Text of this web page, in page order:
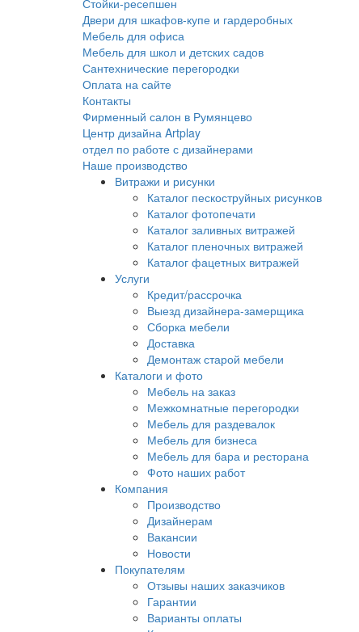
Стойки-ресепшен
Двери для шкафов-купе и гардеробных
Мебель для офиса
Мебель для школ и детских садов
Сантехнические перегородки
Оплата на сайте
Контакты
Фирменный салон в Румянцево
Центр дизайна Artplay
отдел по работе с дизайнерами
Наше производство
Витражи и рисунки
Каталог пескоструйных рисунков
Каталог фотопечати
Каталог заливных витражей
Каталог пленочных витражей
Каталог фацетных витражей
Услуги
Кредит/рассрочка
Выезд дизайнера-замерщика
Сборка мебели
Доставка
Демонтаж старой мебели
Каталоги и фото
Мебель на заказ
Межкомнатные перегородки
Мебель для раздевалок
Мебель для бизнеса
Мебель для бара и ресторана
Фото наших работ
Компания
Производство
Дизайнерам
Вакансии
Новости
Покупателям
Отзывы наших заказчиков
Гарантии
Варианты оплаты